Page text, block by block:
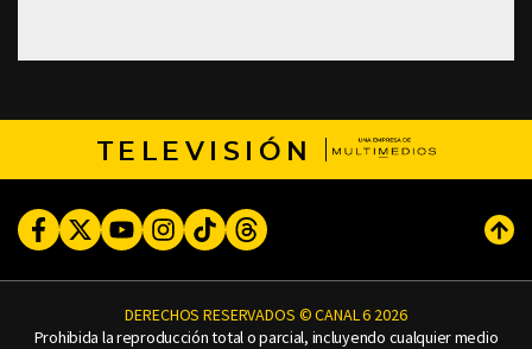
TELEVISIÓN
FacebookTwitterYoutubeInstagram
TikTokThreads
DERECHOS RESERVADOS © CANAL 6 2026
Prohibida la reproducción total o parcial, incluyendo cualquier medio